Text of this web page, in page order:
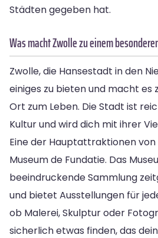
Städten gegeben hat.
Was macht Zwolle zu einem
Zwolle, die Hansestadt in den
einiges zu bieten und macht es
Ort zum Leben. Die Stadt ist
Kultur und wird dich mit ihrer
Eine der Hauptattraktionen von
Museum de Fundatie. Das
beeindruckende Sammlung
und bietet Ausstellungen für
ob Malerei, Skulptur oder
sicherlich etwas finden, das